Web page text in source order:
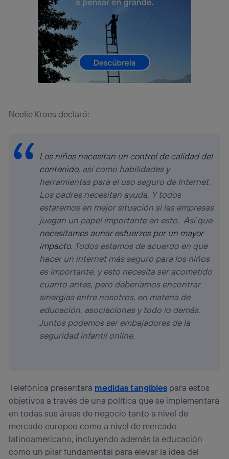
Neelie Kroes declaró:
Los niños necesitan un control de calidad del
contenido, así como habilidades y
herramientas para el uso seguro de Internet.
Los padres necesitan ayuda. Y todos
estaremos en mejor situación si las empresas
juegan un papel importante en esto. Así que
necesitamos aunar esfuerzos por un mayor
impacto. Todos estamos de acuerdo en que
hacer un internet más seguro para los niños
es importante, y esto necesita ser acometido
cuanto antes, pero deberíamos encontrar
sinergias entre nosotros, en materia de
educación, asociaciones y todo lo demás.
Juntos podemos ser embajadores de la
seguridad infantil online.
Telefónica presentará medidas tangibles para estos
objetivos a través de una política que se implementará
en todas sus áreas de negocio tanto a nivel de
mercado europeo como a nivel de mercado
latinoamericano, incluyendo además la educación
como un pilar fundamental para elevar la idea del
Si utilizas una
conexión de banda ancha
el marketing o análisis se realizará en función de las
actividades de navegación de los miembros del hogar
que hayan dado su consentimiento.
Si utilizasdatos móviles , el marketing será más
personalizado, ya que se basará únicamente en la
navegación del usuario del móvil.
Puedes gestionar los consentimientos Utiq seleccionando
(“consenthub”). Para más información, consulta